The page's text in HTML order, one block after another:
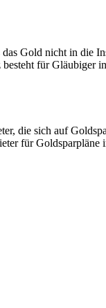
Gold nicht in die
für Gläubiger
die sich auf
für Goldsparpläne